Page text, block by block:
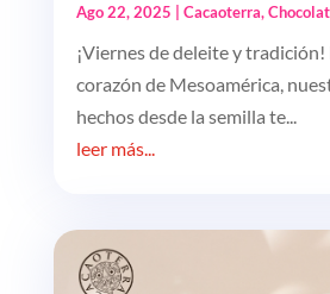
Ago 22, 2025
Cacaoterra,
¡Viernes de deleite y tradición!
corazón de Mesoamérica,
hechos desde la semilla te...
leer más...